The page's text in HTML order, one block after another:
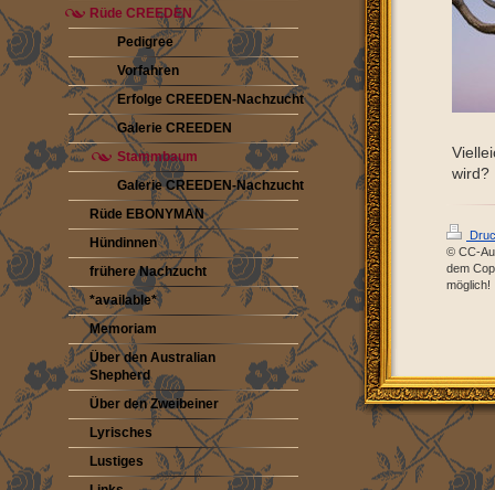
wird?
© CC-
dem
möglich!
Rüde CREEDEN
Pedigree
Vorfahren
Erfolge CREEDEN-Nachzucht
Galerie CREEDEN
Stammbaum
Galerie CREEDEN-Nachzucht
Rüde EBONYMAN
Hündinnen
frühere Nachzucht
*available*
Memoriam
Über den Australian
Shepherd
Über den Zweibeiner
Lyrisches
Lustiges